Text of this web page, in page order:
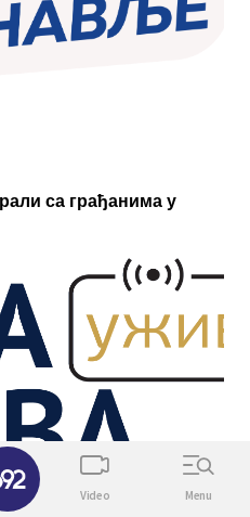
са грађанима у
Video Menu